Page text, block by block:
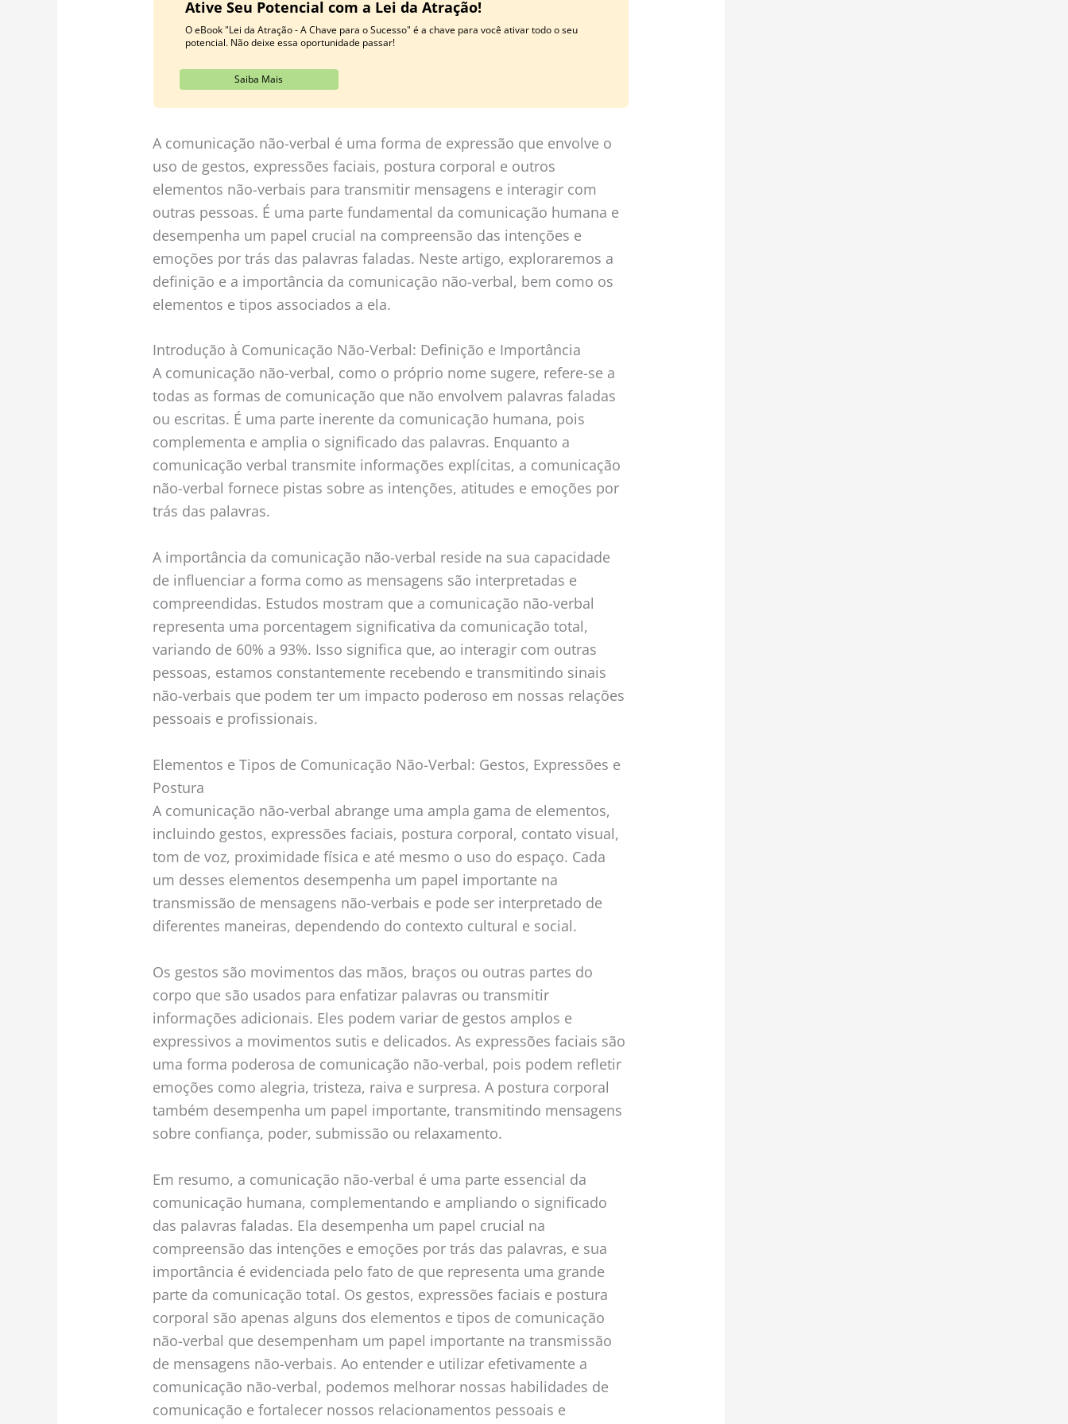
Ative Seu Potencial com a Lei da Atração!
O eBook "Lei da Atração - A Chave para o Sucesso" é a chave para você ativar todo o seu
potencial. Não deixe essa oportunidade passar!
Saiba Mais
A comunicação não-verbal é uma forma de expressão que envolve o
uso de gestos, expressões faciais, postura corporal e outros
elementos não-verbais para transmitir mensagens e interagir com
outras pessoas. É uma parte fundamental da comunicação humana e
desempenha um papel crucial na compreensão das intenções e
emoções por trás das palavras faladas. Neste artigo, exploraremos a
definição e a importância da comunicação não-verbal, bem como os
elementos e tipos associados a ela.
Introdução à Comunicação Não-Verbal: Definição e Importância
A comunicação não-verbal, como o próprio nome sugere, refere-se a
todas as formas de comunicação que não envolvem palavras faladas
ou escritas. É uma parte inerente da comunicação humana, pois
complementa e amplia o significado das palavras. Enquanto a
comunicação verbal transmite informações explícitas, a comunicação
não-verbal fornece pistas sobre as intenções, atitudes e emoções por
trás das palavras.
A importância da comunicação não-verbal reside na sua capacidade
de influenciar a forma como as mensagens são interpretadas e
compreendidas. Estudos mostram que a comunicação não-verbal
representa uma porcentagem significativa da comunicação total,
variando de 60% a 93%. Isso significa que, ao interagir com outras
pessoas, estamos constantemente recebendo e transmitindo sinais
não-verbais que podem ter um impacto poderoso em nossas relações
pessoais e profissionais.
Elementos e Tipos de Comunicação Não-Verbal: Gestos, Expressões e
Postura
A comunicação não-verbal abrange uma ampla gama de elementos,
incluindo gestos, expressões faciais, postura corporal, contato visual,
tom de voz, proximidade física e até mesmo o uso do espaço. Cada
um desses elementos desempenha um papel importante na
transmissão de mensagens não-verbais e pode ser interpretado de
diferentes maneiras, dependendo do contexto cultural e social.
Os gestos são movimentos das mãos, braços ou outras partes do
corpo que são usados para enfatizar palavras ou transmitir
informações adicionais. Eles podem variar de gestos amplos e
expressivos a movimentos sutis e delicados. As expressões faciais são
uma forma poderosa de comunicação não-verbal, pois podem refletir
emoções como alegria, tristeza, raiva e surpresa. A postura corporal
também desempenha um papel importante, transmitindo mensagens
sobre confiança, poder, submissão ou relaxamento.
Em resumo, a comunicação não-verbal é uma parte essencial da
comunicação humana, complementando e ampliando o significado
das palavras faladas. Ela desempenha um papel crucial na
compreensão das intenções e emoções por trás das palavras, e sua
importância é evidenciada pelo fato de que representa uma grande
parte da comunicação total. Os gestos, expressões faciais e postura
corporal são apenas alguns dos elementos e tipos de comunicação
não-verbal que desempenham um papel importante na transmissão
de mensagens não-verbais. Ao entender e utilizar efetivamente a
comunicação não-verbal, podemos melhorar nossas habilidades de
comunicação e fortalecer nossos relacionamentos pessoais e